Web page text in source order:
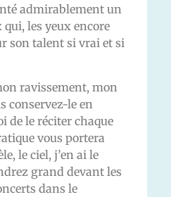
admirablement un
les yeux encore
son talent si vrai et si
ravissement, mon
conservez-le en
de le réciter chaque
vous portera
le ciel, j’en ai le
grand devant les
dans le